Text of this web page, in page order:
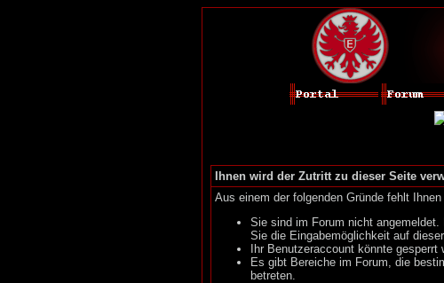
Ihnen wird der Zutritt zu dieser Seite
Aus einem der folgenden Gründe fehlt
Sie sind im Forum nicht
Sie die Eingabemöglichkeit auf
Ihr Benutzeraccount könnte
Es gibt Bereiche im Forum, die
betreten.